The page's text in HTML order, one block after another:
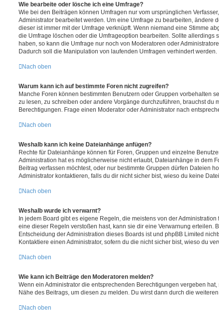
Wie bearbeite oder lösche ich eine Umfrage?
Wie bei den Beiträgen können Umfragen nur vom ursprünglichen
Administrator bearbeitet werden. Um eine Umfrage zu bearbeiten, ändere
dieser ist immer mit der Umfrage verknüpft. Wenn niemand eine Stimme
die Umfrage löschen oder die Umfrageoption bearbeiten. Sollte allerdings
haben, so kann die Umfrage nur noch von Moderatoren oder
Dadurch soll die Manipulation von laufenden Umfragen verhindert werden.
Nach oben
Warum kann ich auf bestimmte Foren nicht zugreifen?
Manche Foren können bestimmten Benutzern oder Gruppen vorbehalten
zu lesen, zu schreiben oder andere Vorgänge durchzuführen, brauchst du
Berechtigungen. Frage einen Moderator oder Administrator nach
Nach oben
Weshalb kann ich keine Dateianhänge anfügen?
Rechte für Dateianhänge können für Foren, Gruppen und einzelne
Administration hat es möglicherweise nicht erlaubt, Dateianhänge in dem
Beitrag verfassen möchtest, oder nur bestimmte Gruppen dürfen Dateien
Administrator kontaktieren, falls du dir nicht sicher bist, wieso du keine
Nach oben
Weshalb wurde ich verwarnt?
In jedem Board gibt es eigene Regeln, die meistens von der
eine dieser Regeln verstoßen hast, kann sie dir eine Verwarnung erteilen.
Entscheidung der Administration dieses Boards ist und phpBB Limited
Kontaktiere einen Administrator, sofern du die nicht sicher bist, wieso du
Nach oben
Wie kann ich Beiträge den Moderatoren melden?
Wenn ein Administrator die entsprechenden Berechtigungen vergeben
Nähe des Beitrags, um diesen zu melden. Du wirst dann durch die
Nach oben